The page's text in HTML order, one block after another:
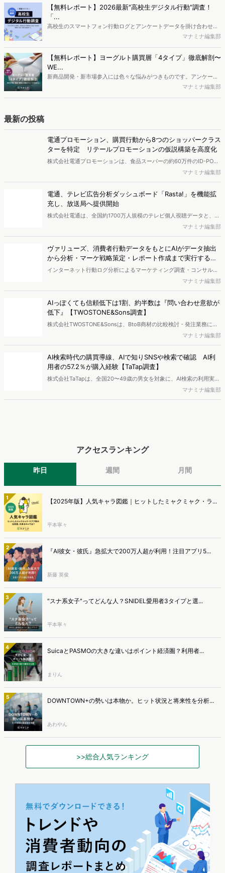
か、また、要因を理解した上で、成果に確実につながるコンテンツを
制作するにはどうするべきなのでしょうか。本レポートはこのような
疑問をお抱えのSEO・Webマーケティングご担当者様におすすめの内
容となっています。※本レポートは記事のフォームから無料でダウン
【無料レポート】2026最新"高校生デジタル行動"調査！
「...
高校生のスマートフォン行動ログとアンケートデータを掛け合わせ、
最新の若年層（高校生）におけるデジタル行動実態やSNSの利用傾向
ち、スマートフォンを取り巻く環境が成熟するなか、新興SNSの台頭
により高校生のデジタルライフスタイルは新たな変化を見せていま
す。※資料は記事内の入力フォームより、ダウンロードいただけま
マナミナ編集部
【無料レポート】ヨーグルト購買層「4タイプ」徹底解剖〜
WE...
新商品開発・新市場参入には色々な悩みがつきものです。アンケート
調査を実施しても、購買実態が不透明、新商品の受容性も判断しきれ
ポートとなっています。※本レポートは記事のフォームから無料でダ
ウンロードできます。
マナミナ編集部
最新の投稿
電通プロモーション、購買行動から8つのショッパークラス
ターを特定 リテールプロモーションの仮説構築を高度化
株式会社電通プロモーションは、食品スーパーの約60万件のID-POS
データと生活者の定性データをAIで分析し、購買行動の特徴に基づい
た8つのショッパークラスターを特定しました。これにより購買時点
における生活者の意識や行動背景の把握が可能となり、リテールプロ
モーションにおけるプランニングの高速化と高精度化を実現できると
いいます。
マナミナ編集部
電通、テレビ広告分析ダッシュボード「Rasta!」を機能拡
充し、放送局へ提供開始
株式会社電通は、全国約1700万人規模のテレビ個人視聴データと、独
自の大規模生活者意識調査データを掛け合わせて、テレビ広告のデー
タ集計や広告効果の分析ができるダッシュボード「Rasta!
（Resourceful Analysis System of TV Audience：ラスタ）」の機能
を拡充し、放送局への提供を開始したことを発表しました。
マナミナ編集部
ヴァリューズ、消費者行動データをもとにAIがデータ抽出
から分析・マーケ戦略策定・レポート作成まで実行する
「Dockpit AIエージェント」を提供開始
インターネット行動ログ分析によるマーケティング調査・コンサルテ
ィングサービスを提供する株式会社ヴァリューズは、国内最大規模
250万人のWeb行動ログデータを基盤としたマーケティングリサーチ
エンジン「Dockpit（ドックピット）」の新機能として、AIが市場分
析から仮説構築、レポート作成までを自律的にサポートする
「Dockpit AIエージェント」の提供を開始いたしました。
マナミナ編集部
AIっぽくても信頼低下は1割、約半数は『問い合わせ意欲が
低下』【TWOSTONE&Sons調査】
株式会社TWOSTONE&Sonsは、BtoB商材の比較検討・発注業務に携
わる担当者を対象に、コンテンツのAIっぽさに関する意識調査を実施
し、結果を公開しました。
マナミナ編集部
AI検索時代の購買導線、AIで知りSNSや検索で確認 AI利
用者の57.2％が購入経験【TaTap調査】
株式会社TaTapは、全国20〜49歳の男女を対象に、AI検索の利用実態
と、AIで知った商品をどこで確かめているかを調査し、結果を公開し
ました。
マナミナ編集部
アクセスランキング
昨日 週間 月間
1 【2025年版】人気キャラ図鑑｜ヒットしたミャクミャク・ラ...
平本寧々
2 『AI彼女・彼氏』急拡大で200万人超が利用！注目アプリ5...
新藤 英俊
3 "スナ系女子"ってどんな人？SNIDEL愛用者3タイプと選...
平本寧々
4 SuicaとPASMOの大きな違いはポイント経済圏？利用者...
まりん
5 DOWNTOWN+の勢いは本物か。ヒット状況と将来性を分析...
あわやん
>>総合人気ランキング